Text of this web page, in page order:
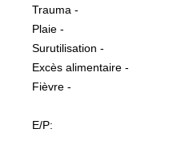
Trauma -
Plaie -
Surutilisation -
Excès alimentaire -
Fièvre -
E/P: